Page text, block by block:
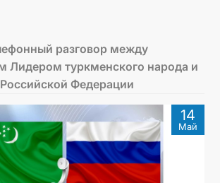
ТУРКМЕНИСТАН
КОНСУЛЬСКИЕ УСЛУГИ
МИД
разговор между
Лидером туркменского народа и
Федерации
14
Май